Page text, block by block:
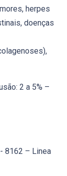
herpes
doenças
2 a 5% –
8162 – Linea